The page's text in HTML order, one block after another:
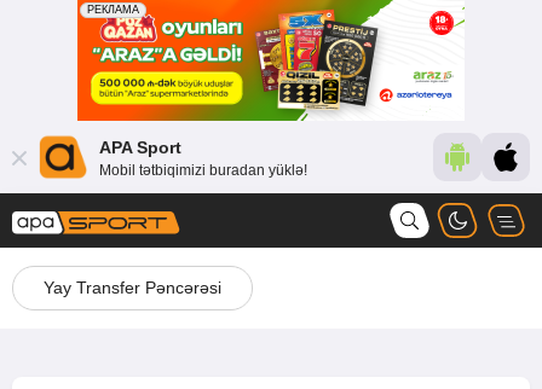
APA Sport
Mobil tətbiqimizi buradan yüklə!
Yay Transfer Pəncərəsi